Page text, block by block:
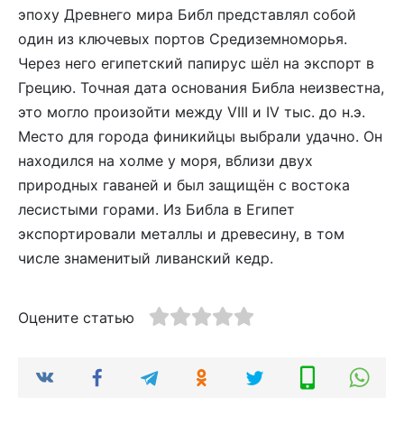
эпоху Древнего мира Библ представлял собой
один из ключевых портов Средиземноморья.
Через него египетский папирус шёл на экспорт в
Грецию. Точная дата основания Библа неизвестна,
это могло произойти между VIII и IV тыс. до н.э.
Место для города финикийцы выбрали удачно. Он
находился на холме у моря, вблизи двух
природных гаваней и был защищён с востока
лесистыми горами. Из Библа в Египет
экспортировали металлы и древесину, в том
числе знаменитый ливанский кедр.
Оцените статью